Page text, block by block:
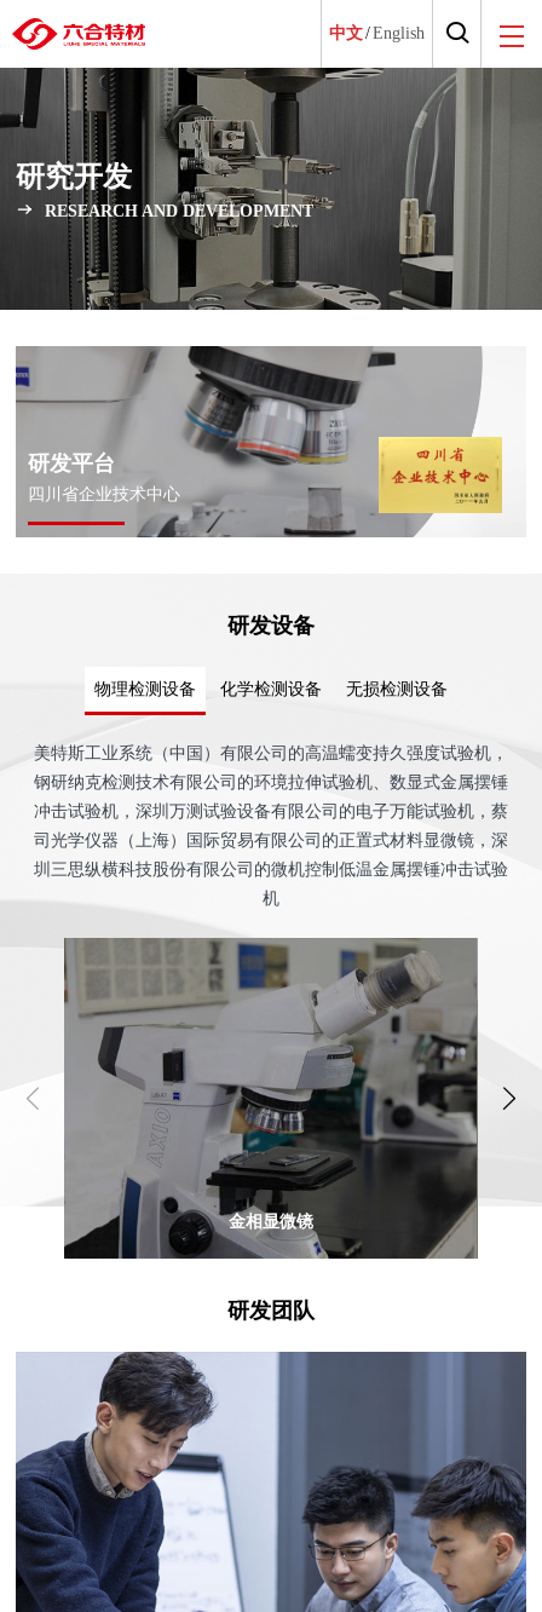
中文/English
研究开发
RESEARCH AND DEVELOPMENT
研发平台
四川省企业技术中心
研发设备
物理检测设备 化学检测设备 无损检测设备
美特斯工业系统（中国）有限公司的高温蠕变持久强度试验机，
钢研纳克检测技术有限公司的环境拉伸试验机、数显式金属摆锤
冲击试验机，深圳万测试验设备有限公司的电子万能试验机，蔡
司光学仪器（上海）国际贸易有限公司的正置式材料显微镜，深
圳三思纵横科技股份有限公司的微机控制低温金属摆锤冲击试验
机
金相显微镜
研发团队